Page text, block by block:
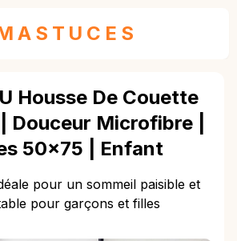
Housse De Couette
Douceur Microfibre |
50x75 | Enfant
pour un sommeil paisible et
pour garçons et filles